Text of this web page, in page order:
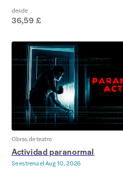
desde
36,59 £
Obras de teatro
Actividad paranormal
Se estrena elAug 10, 2026